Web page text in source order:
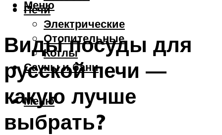
Печи
Электрические
Отопительные
Котлы
Сауны и бани
Меню
Меню
Виды посуды для
русской печи —
какую лучше
выбрать?